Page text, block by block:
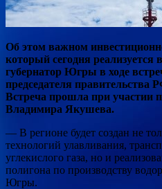
Об этом важном
который сегодня реализуется
губернатор Югры в ходе
председателя
Встреча прошла при участии
Владимира Якушева.
— В регионе будет создан не
технологий улавливания,
углекислого газа, но и
полигона по производству
Югры.